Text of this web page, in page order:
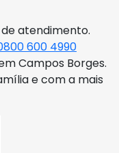
atendimento.
600 4990
Campos Borges.
e com a mais